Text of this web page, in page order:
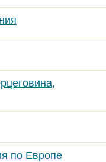
по Европе